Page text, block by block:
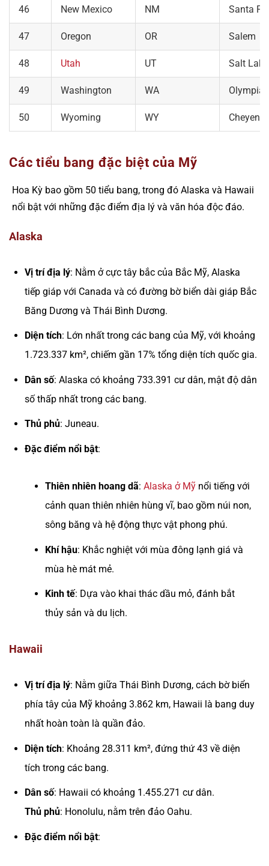
46 New Mexico NM Santa Fe
47 Oregon OR Salem
48 Utah UT Salt
49 Washington WA Olympia
50 Wyoming WY
Các tiểu bang đặc biệt của Mỹ
Hoa Kỳ bao gồm 50 tiểu bang, trong đó Alaska và Hawaii
nổi bật với những đặc điểm địa lý và văn hóa độc đáo.
Alaska
Vị trí địa lý: Nằm ở cực tây bắc của Bắc Mỹ, Alaska
tiếp giáp với Canada và có đường bờ biển dài giáp Bắc
Băng Dương và Thái Bình Dương.
Diện tích: Lớn nhất trong các bang của Mỹ, với khoảng
1.723.337 km², chiếm gần 17% tổng diện tích quốc gia.
Dân số: Alaska có khoảng 733.391 cư dân, mật độ dân
số thấp nhất trong các bang.
Thủ phủ: Juneau.
Đặc điểm nổi bật:
Thiên nhiên hoang dã: Alaska ở Mỹnổi tiếng với
cảnh quan thiên nhiên hùng vĩ, bao gồm núi non,
sông băng và hệ động thực vật phong phú.
Khí hậu: Khắc nghiệt với mùa đông lạnh giá và
mùa hè mát mẻ.
Kinh tế: Dựa vào khai thác dầu mỏ, đánh bắt
thủy sản và du lịch.
Hawaii
Vị trí địa lý: Nằm giữa Thái Bình Dương, cách bờ biển
phía tây của Mỹ khoảng 3.862 km, Hawaii là bang duy
nhất hoàn toàn là quần đảo.
Diện tích: Khoảng 28.311 km², đứng thứ 43 về diện
tích trong các bang.
Dân số: Hawaii có khoảng 1.455.271 cư dân.
Thủ phủ: Honolulu, nằm trên đảo Oahu.
Đặc điểm nổi bật: